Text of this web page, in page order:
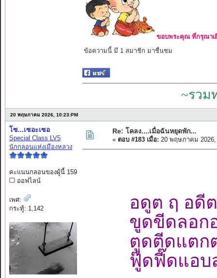
ขอบพระคุณ ที่กรุณาเ
ข้อความนี้ มี 1 สมาชิก มาชื่นชม
~รวม
20 พฤษภาคม 2026, 10:23:PM
โซ...เซอะเซอ
Special Class LV5
นักกลอนแห่งเมืองหลวง
คะแนนกลอนของผู้นี้ 159
ออฟไลน์
เพศ:
กระทู้: 1,142
Re: โคลง....เมื่อฉันหยุดพัก...
« ตอบ #183 เมื่อ: 20 พฤษภาคม 2026,
อดูต ฤ อดี
ขูดขีดลอก
ตูดตีดแตก
ฟู๊ดฟี๊ดแอบ